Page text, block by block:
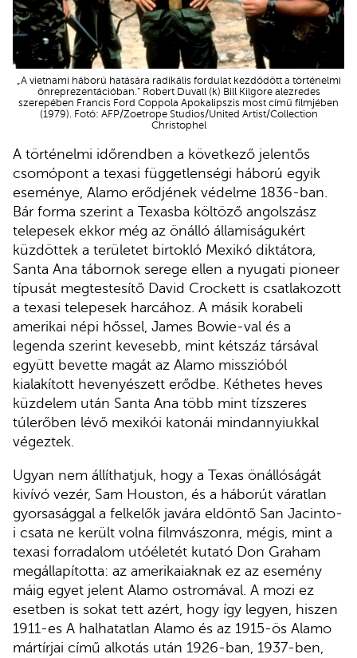
„A vietnami háború hatására radikális fordulat kezdődött a történelmi
önreprezentációban.” Robert Duvall (k) Bill Kilgore alezredes
szerepében Francis Ford Coppola Apokalipszis most című filmjében
(1979). Fotó: AFP/Zoetrope Studios/United Artist/Collection
Christophel
A történelmi időrendben a következő jelentős
csomópont a texasi függetlenségi háború egyik
eseménye, Alamo erődjének védelme 1836-ban.
Bár forma szerint a Texasba költöző angolszász
telepesek ekkor még az önálló államiságukért
küzdöttek a területet birtokló Mexikó diktátora,
Santa Ana tábornok serege ellen a nyugati pioneer
típusát megtestesítő David Crockett is csatlakozott
a texasi telepesek harcához. A másik korabeli
amerikai népi hőssel, James Bowie-val és a
legenda szerint kevesebb, mint kétszáz társával
együtt bevette magát az Alamo misszióból
kialakított hevenyészett erődbe. Kéthetes heves
küzdelem után Santa Ana több mint tízszeres
túlerőben lévő mexikói katonái mindannyiukkal
végeztek.
Ugyan nem állíthatjuk, hogy a Texas önállóságát
kivívó vezér, Sam Houston, és a háborút váratlan
gyorsasággal a felkelők javára eldöntő San Jacinto-
i csata ne került volna filmvászonra, mégis, mint a
texasi forradalom utóéletét kutató Don Graham
megállapította: az amerikaiaknak ez az esemény
máig egyet jelent Alamo ostromával. A mozi ez
esetben is sokat tett azért, hogy így legyen, hiszen
1911-es A halhatatlan Alamo és az 1915-ös Alamo
mártírjai című alkotás után 1926-ban, 1937-ben,